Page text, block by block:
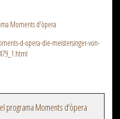
Moments d'òpera
d-opera-die-meistersinger-von-
programa Moments d'òpera